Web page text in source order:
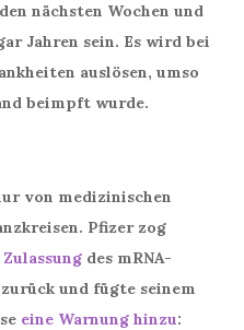
nächsten Wochen und
Jahren sein. Es wird bei
auslösen, umso
beimpft wurde.
von medizinischen
Pfizer zog
des mRNA-
und fügte seinem
eine Warnung hinzu: